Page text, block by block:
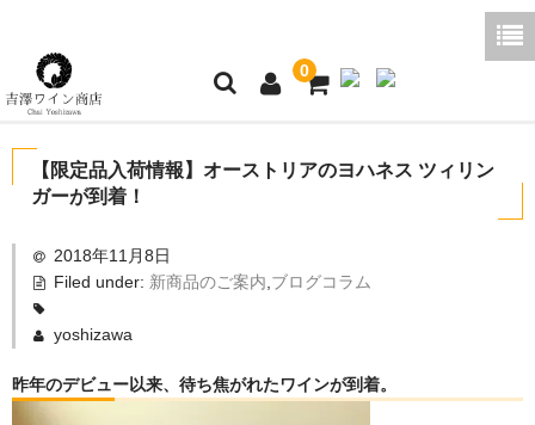
0
ホーム
ご利用ガイド
商品一覧
好みから探す
【限定品入荷情報】オーストリアのヨハネス ツィリン
ガーが到着！
2018年11月8日
Filed under: 新商品のご案内 ブログコラム
yoshizawa
昨年のデビュー以来、待ち焦がれたワインが到着。